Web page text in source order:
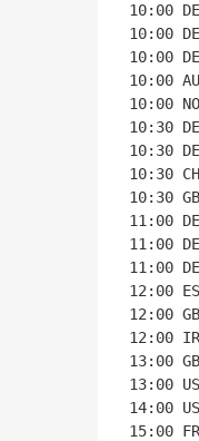
10:00
10:00
10:00
10:00
10:00
10:30
10:30
10:30
10:30
11:00
11:00
11:00
12:00
12:00
12:00
13:00
13:00
14:00
15:00